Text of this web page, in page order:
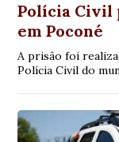
Polícia Civil
em Poconé
A prisão foi
Polícia Civil do